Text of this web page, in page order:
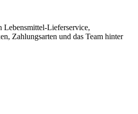
Lebensmittel-Lieferservice,
Zahlungsarten und das Team hinter